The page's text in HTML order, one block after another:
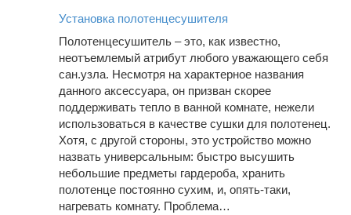
Установка полотенцесушителя
Полотенцесушитель – это, как известно,
неотъемлемый атрибут любого уважающего себя
сан.узла. Несмотря на характерное названия
данного аксессуара, он призван скорее
поддерживать тепло в ванной комнате, нежели
использоваться в качестве сушки для полотенец.
Хотя, с другой стороны, это устройство можно
назвать универсальным: быстро высушить
небольшие предметы гардероба, хранить
полотенце постоянно сухим, и, опять-таки,
нагревать комнату. Проблема…